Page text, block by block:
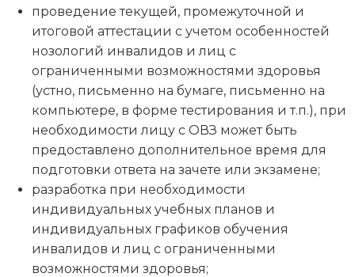
проведение текущей, промежуточной и
итоговой аттестации с учетом особенностей
нозологий инвалидов и лиц с
ограниченными возможностями здоровья
(устно, письменно на бумаге, письменно на
компьютере, в форме тестирования и т.п.), при
необходимости лицу с ОВЗ может быть
предоставлено дополнительное время для
подготовки ответа на зачете или экзамене;
разработка при необходимости
индивидуальных учебных планов и
индивидуальных графиков обучения
инвалидов и лиц с ограниченными
возможностями здоровья;